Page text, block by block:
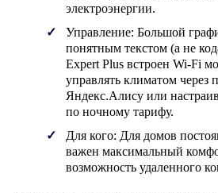
электроэнергии.
Управление: Большой
понятным текстом (а не
Expert Plus встроен Wi-Fi
управлять климатом через
Яндекс.Алису или
по ночному тарифу.
Для кого: Для домов
важен максимальный
возможность удаленного